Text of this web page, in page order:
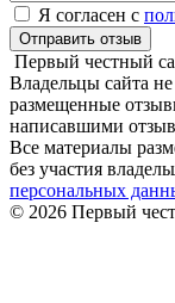
Я согласен с
Отправить отзыв
Первый честный
Владельцы сайта не
размещенные
написавшими
Все материалы
без участия
персональных
© 2026 Первый